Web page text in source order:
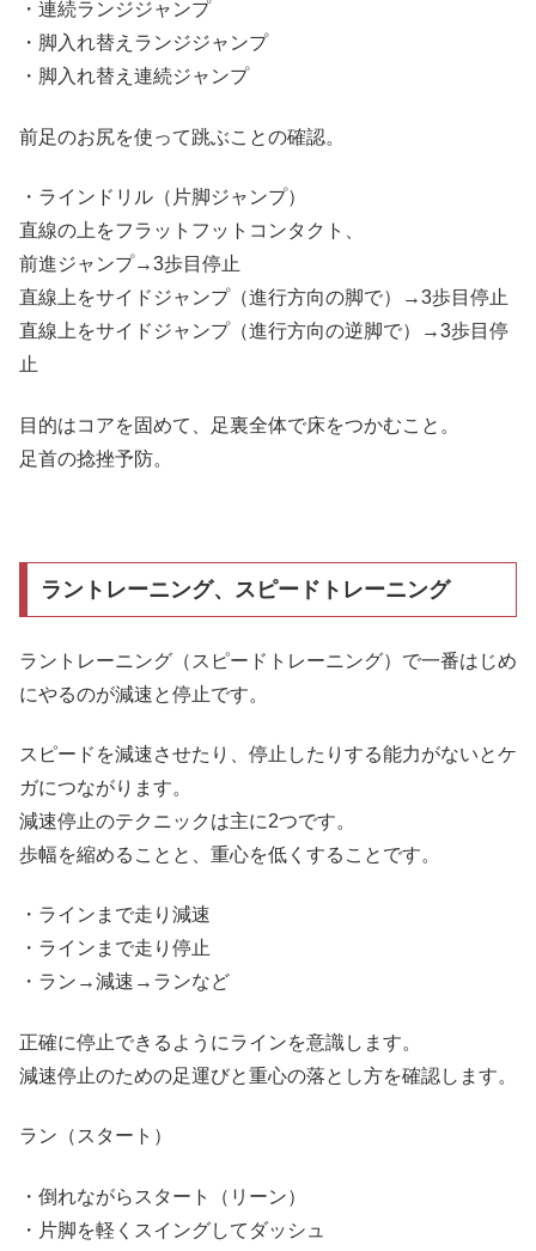
・連続ランジジャンプ
・脚入れ替えランジジャンプ
・脚入れ替え連続ジャンプ
前足のお尻を使って跳ぶことの確認。
・ラインドリル（片脚ジャンプ）
直線の上をフラットフットコンタクト、
前進ジャンプ→3歩目停止
直線上をサイドジャンプ（進行方向の脚で）→3歩目停止
直線上をサイドジャンプ（進行方向の逆脚で）→3歩目停
止
目的はコアを固めて、足裏全体で床をつかむこと。
足首の捻挫予防。
ラントレーニング、スピードトレーニング
ラントレーニング（スピードトレーニング）で一番はじめ
にやるのが減速と停止です。
スピードを減速させたり、停止したりする能力がないとケ
ガにつながります。
減速停止のテクニックは主に2つです。
歩幅を縮めることと、重心を低くすることです。
・ラインまで走り減速
・ラインまで走り停止
・ラン→減速→ランなど
正確に停止できるようにラインを意識します。
減速停止のための足運びと重心の落とし方を確認します。
ラン（スタート）
・倒れながらスタート（リーン）
・片脚を軽くスイングしてダッシュ